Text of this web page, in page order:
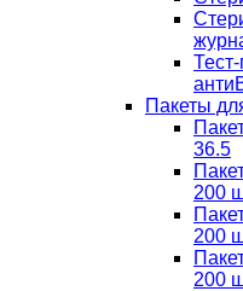
Пакеты
36.5
200
200
200